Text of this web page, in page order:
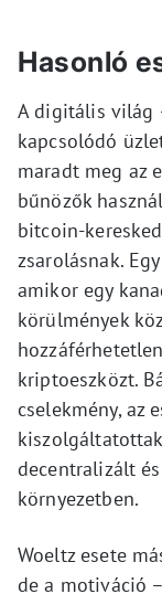
Hasonló
A digitális világ
kapcsolódó
maradt meg az
bűnözők
bitcoin-
zsarolásnak.
amikor egy
körülmények
kriptoeszközt.
cselekmény, az
decentralizált
környezetben.
Woeltz esete
de a motiváció